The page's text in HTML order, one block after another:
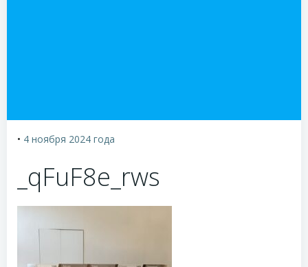
• 4 ноября 2024 года
_qFuF8e_rws